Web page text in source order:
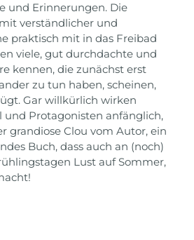
und Erinnerungen. Die
verständlicher und
praktisch mit in das Freibad
viele, gut durchdachte und
kennen, die zunächst erst
zu tun haben, scheinen,
Gar willkürlich wirken
und Protagonisten anfänglich,
grandiose Clou vom Autor, ein
Buch, dass auch an (noch)
Lust auf Sommer,